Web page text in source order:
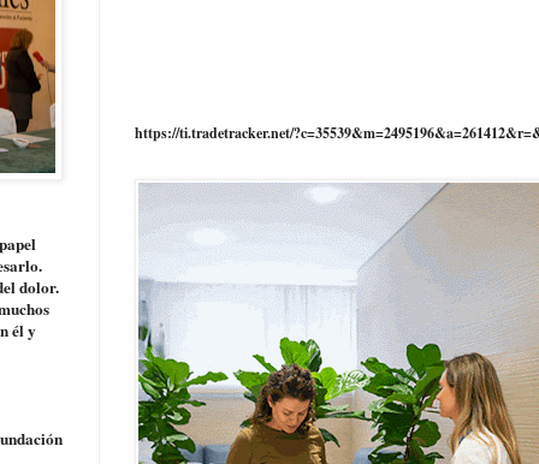
dolor.
él y
https://ti.tradetracker.net/